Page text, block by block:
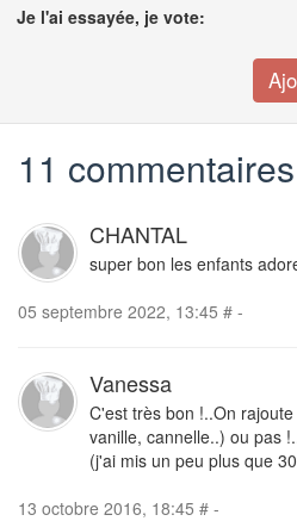
Je l'ai essayée, je vote:
11 commentaires
CHANTAL
super bon les enfants
05 septembre 2022, 13:45 # -
Vanessa
C'est très bon !..On
vanille, cannelle..) ou pas
(j'ai mis un peu plus que
13 octobre 2016, 18:45 # -